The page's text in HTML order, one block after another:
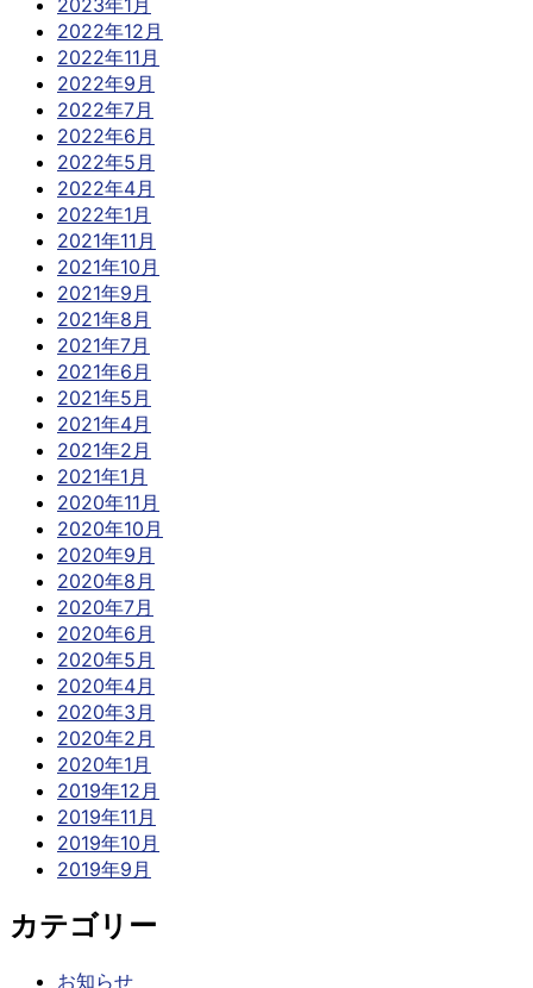
2023年1月
2022年12月
2022年11月
2022年9月
2022年7月
2022年6月
2022年5月
2022年4月
2022年1月
2021年11月
2021年10月
2021年9月
2021年8月
2021年7月
2021年6月
2021年5月
2021年4月
2021年2月
2021年1月
2020年11月
2020年10月
2020年9月
2020年8月
2020年7月
2020年6月
2020年5月
2020年4月
2020年3月
2020年2月
2020年1月
2019年12月
2019年11月
2019年10月
2019年9月
カテゴリー
お知らせ